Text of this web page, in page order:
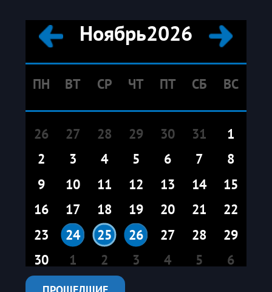
Ноябрь2026
ПН ВТ СР ЧТ ПТ СБ ВС
26 27 28 29 30 31
1
2
3 4 5 6 7
8
9
10 11 12 13 14
15
16
17 18 19 20 21
22
23
24 25 26 27 28
29
30
1 2 3 4 5 6